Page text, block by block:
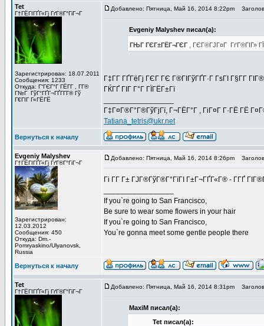
Tet
Г†ГЁГІГҐГ«Гј ГґГ®Г°ГіГ¬Г
Зарегистрирован: 18.07.2011
Сообщения: 1233
Откуда: Г“ГЄГ°Г ГЁГ­Г , Г­Г®
Г№Г ГўГ°ГҐГ¬ГҐГ­Г­Г® Гў
Г€ГІГ Г«ГЁГЁ
Добавлено: Пятница, Май 16, 2014 8:22pm
Evgeniy Malyshev писал(а):
ГЊГ ГЄГ±ГЁГ¬ГЄГ , ГЄГ®ГЈГ¤Г ГґГ®ГІГ»
Г‡Г­Г ГҐГёГј ГЄГ ГЄ Г®ГІГўГҐГ·Г ГѕГІ Г§Г­Г
ГЌГҐ ГІГ Г°Г ГЇГЁГ±Гї
Г‡Г¤Г®Г°Г®ГўГјГї, Г¬ГЁГ°Г , ГіГ¤Г Г·ГЁ ГЁ
Tatiana_tetris@ukr.net
Вернуться к началу
Evgeniy Malyshev
Г†ГЁГІГҐГ«Гј ГґГ®Г°ГіГ¬Г
Зарегистрирован:
12.03.2012
Сообщения: 450
Откуда: Dm.-
Pomryaskino/Ulyanovsk,
Russia
Добавлено: Пятница, Май 16, 2014 8:26pm
Гі Г­Г Г± ГЈГ®ГўГ®Г°ГїГІ Г±Г¬ГҐГ«Г® - Г­ГҐ
If you`re going to San Francisco,
Be sure to wear some flowers in your hair
If you`re going to San Francisco,
You`re gonna meet some gentle people there
Вернуться к началу
Tet
Г†ГЁГІГҐГ«Гј ГґГ®Г°ГіГ¬Г
Добавлено: Пятница, Май 16, 2014 8:31pm
MaxiM писал(а):
Tet писал(а):